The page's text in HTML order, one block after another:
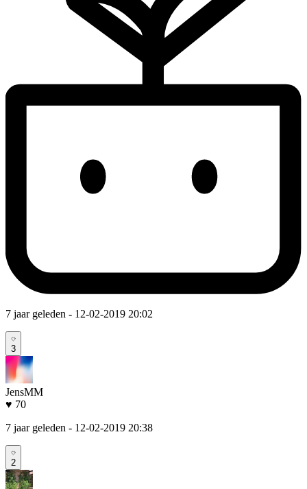
7 jaar geleden - 12-02-2019 20:02
3
JensMM
♥ 70
7 jaar geleden - 12-02-2019 20:38
2